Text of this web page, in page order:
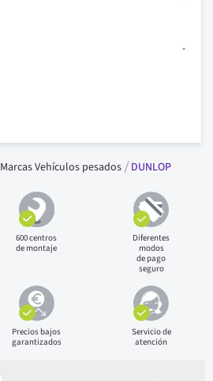
Marcas Vehículos pesados DUNLOP
600 centros
de montaje
Diferentes
modos
de pago
seguro
Precios bajos
garantizados
Servicio de
atención